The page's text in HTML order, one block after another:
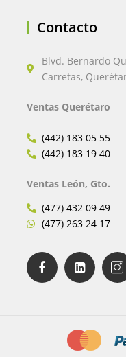
Contacto
Blvd. Bernardo
Carretas,
Ventas Querétaro
(442) 183 05 55
(442) 183 19 40
Ventas León, Gto.
(477) 432 09 49
(477) 263 24 17